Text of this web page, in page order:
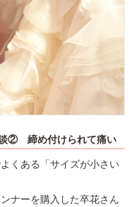
談② 締め付けられて痛い
くある「サイズが小さい
ナーを購入した卒花さん